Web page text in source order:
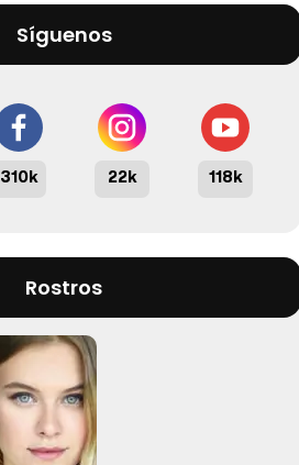
Síguenos
310k 22k 118k
Rostros